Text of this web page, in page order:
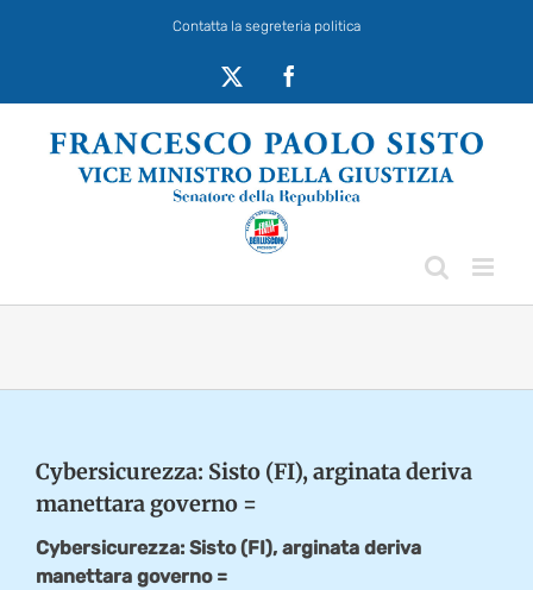
Contatta la segreteria politica
Cybersicurezza: Sisto (FI), arginata deriva
manettara governo =
Cybersicurezza: Sisto (FI), arginata deriva
manettara governo =